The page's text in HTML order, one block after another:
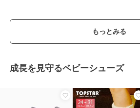
もっとみる
成長を見守るベビーシューズ